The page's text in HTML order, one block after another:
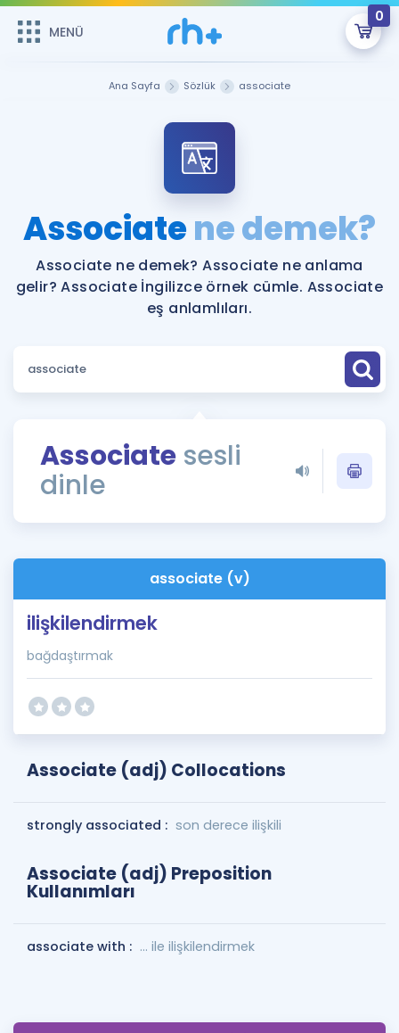
MENÜ
0
ÜYE DEĞİLİM
Sepetin Şu An Boş.
Remzi Hoca ile seni sınava hazırlayacak onlarca eğitim seni
bekliyor!
MENÜ
Faydalı Araçlar
Sözlük
Rehberlik Aracı
ÖSYM Sınav Takvimi
İngilizce Gramer
Hakkımızda
Ana Sayfa Sözlük associate
Associatene demek?
Associate ne demek? Associate ne anlama
gelir? Associate İngilizce örnek cümle. Associate
eş anlamlıları.
Associate sesli
dinle
associate (v)
ilişkilendirmek
bağdaştırmak
Associate (adj) Collocations
strongly associated : son derece ilişkili
Associate (adj) Preposition
Kullanımları
associate with : ... ile ilişkilendirmek